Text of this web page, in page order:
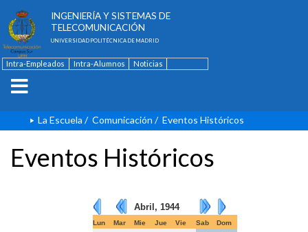
INGENIERÍA Y SISTEMAS DE
TELECOMUNICACIÓN
UNIVERSIDAD POLITÉCNICA DE MADRID
Intra-Empleados Intra-Alumnos
Noticias
La Escuela / Comunicación / Eventos Históricos
Eventos Históricos
Abril, 1944
Lun Mar Mie Jue Vie Sab
Dom